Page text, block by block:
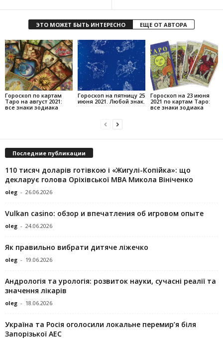
ЭТО МОЖЕТ БЫТЬ ИНТЕРЕСНО ЕЩЕ ОТ АВТОРА
Гороскоп по картам
Таро на август 2021:
все знаки зодиака
Гороскоп на пятницу 25
июня 2021. Любой знак.
Гороскоп на 23 июня
2021 по картам Таро:
все знаки зодиака
Последние публикации
110 тисяч доларів готівкою і «Жигулі-Копійка»: що
декларує голова Оріхівської МВА Микола Вініченко
oleg - 26.06.2026
Vulkan casino: обзор и впечатления об игровом опыте
oleg - 24.06.2026
Як правильно вибрати дитяче ліжечко
oleg - 19.06.2026
Андрологія та урологія: розвиток науки, сучасні реалії та
значення лікарів
oleg - 18.06.2026
Україна та Росія оголосили локальне перемир’я біля
Запорізької АЕС